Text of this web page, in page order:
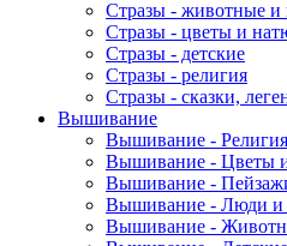
Стразы - животные
Стразы - цветы и
Стразы - детские
Стразы - религия
Стразы - сказки,
Вышивание
Вышивание - Религия
Вышивание - Цветы
Вышивание -
Вышивание - Люди и
Вышивание -